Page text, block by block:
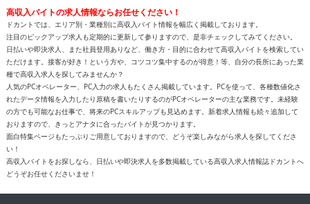
高収入バイトの求人情報ならお任せください！
ドカントでは、エリア別・業種別に高収入バイト情報を幅広く掲載しております。
注目のピックアップ求人も定期的に更新して参りますので、是非チェックしてみてください。
日払いや即決求人、また社員登用ありなど、働き方・目的に合わせて高収入バイトを検索してい
ただけます。接客が好き！という方や、コツコツ集中するのが得意！等、自分の長所にあった業
種で高収入求人を探してみませんか？
人気のPCオペレーター、PC入力の求人もたくさん掲載しています。PCを使って、各種数値化さ
れたデータ情報を入力したり原稿を書いたりするのがPCオペレーターの主な業務です。未経験
の方でも可能なお仕事で、将来のPCスキルアップも見込めます。新着求人情報も続々追加して
おりますので、きっとアナタに合ったバイトが見つかります。
面白特集ページもたっぷりご用意しておりますので、どうぞ楽しみながら求人を探してくださ
い！
高収入バイトをお探しなら、日払いや即決求人を多数掲載している高収入求人情報誌ドカントへ
どうぞお任せくださいませ！